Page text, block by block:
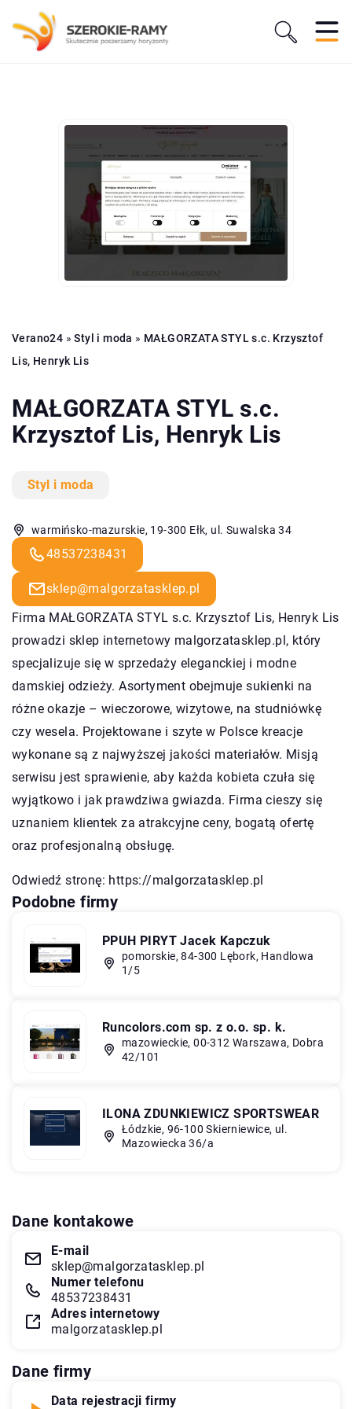
Verano24 »Styl i moda » MAŁGORZATA STYL s.c. Krzysztof
Lis, Henryk Lis
MAŁGORZATA STYL s.c.
Krzysztof Lis, Henryk Lis
Styl i moda
warmińsko-mazurskie, 19-300 Ełk, ul. Suwalska 34
48537238431
sklep@malgorzatasklep.pl
Firma MAŁGORZATA STYL s.c. Krzysztof Lis, Henryk Lis
prowadzi sklep internetowy malgorzatasklep.pl, który
specjalizuje się w sprzedaży eleganckiej i modne
damskiej odzieży. Asortyment obejmuje sukienki na
różne okazje – wieczorowe, wizytowe, na studniówkę
czy wesela. Projektowane i szyte w Polsce kreacje
wykonane są z najwyższej jakości materiałów. Misją
serwisu jest sprawienie, aby każda kobieta czuła się
wyjątkowo i jak prawdziwa gwiazda. Firma cieszy się
uznaniem klientek za atrakcyjne ceny, bogatą ofertę
oraz profesjonalną obsługę.
Odwiedź stronę: https://malgorzatasklep.pl
Podobne firmy
PPUH PIRYT Jacek Kapczuk
pomorskie, 84-300 Lębork, Handlowa
1/5
Runcolors.com sp. z o.o. sp. k.
mazowieckie, 00-312 Warszawa, Dobra
42/101
ILONA ZDUNKIEWICZ SPORTSWEAR
Łódzkie, 96-100 Skierniewice, ul.
Mazowiecka 36/a
Dane kontakowe
E-mail
sklep@malgorzatasklep.pl
Numer telefonu
48537238431
Adres internetowy
malgorzatasklep.pl
Dane firmy
Data rejestracji firmy